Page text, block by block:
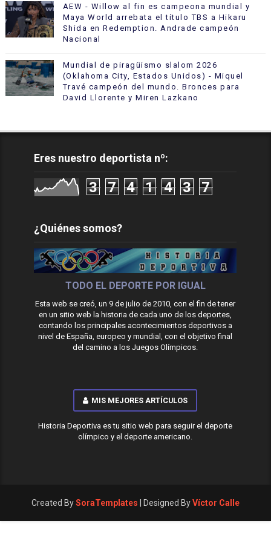
AEW - Willow al fin es campeona mundial y
Maya World arrebata el título TBS a Hikaru
Shida en Redemption. Andrade campeón
Nacional
Mundial de piragüismo slalom 2026
(Oklahoma City, Estados Unidos) - Miquel
Travé campeón del mundo. Bronces para
David Llorente y Miren Lazkano
Eres nuestro deportista nº:
3 7 4 1 4 3 7
¿Quiénes somos?
TODO EL DEPORTE POR IGUAL
Esta web se creó, un 9 de julio de 2010, con el fin de tener
en un sitio web la historia de cada uno de los deportes,
contando los principales acontecimientos deportivos a
nivel de España, europeo y mundial, con el objetivo final
del camino a los Juegos Olímpicos.
MIS MEJORES ARTÍCULOS
Historia Deportiva es tu sitio web para seguir el deporte
olímpico y el deporte americano.
Created BySoraTemplates | Designed ByVíctor Calle